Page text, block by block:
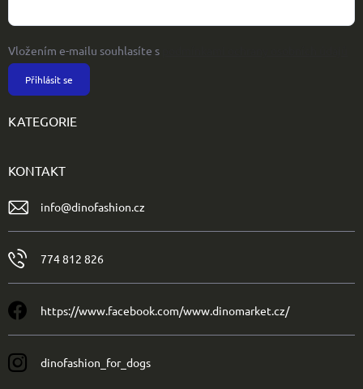
Vložením e-mailu souhlasíte s
Přihlásit se
KATEGORIE
KONTAKT
info@dinofashion.cz
774 812 826
https://www.facebook.com/www.dinomarket.cz/
dinofashion_for_dogs